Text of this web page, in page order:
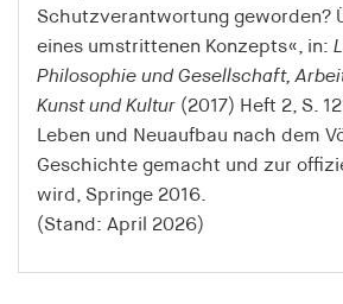
Schutzverantwortung geworden?
eines umstrittenen Konzepts«, in:
Philosophie und Gesellschaft,
Kunst und Kultur (2017) Heft 2, S.
Leben und Neuaufbau nach dem
Geschichte gemacht und zur
wird, Springe 2016.
(Stand: April 2026)
Anbieter:
hamburger-edition.de
Zweck:
Speichert den
für Cookies auf der aktuellen
Cookie Laufzeit:
1 Jahr
fe_typo_user